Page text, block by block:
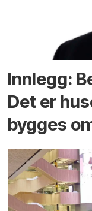
Innlegg:
Det er
bygges